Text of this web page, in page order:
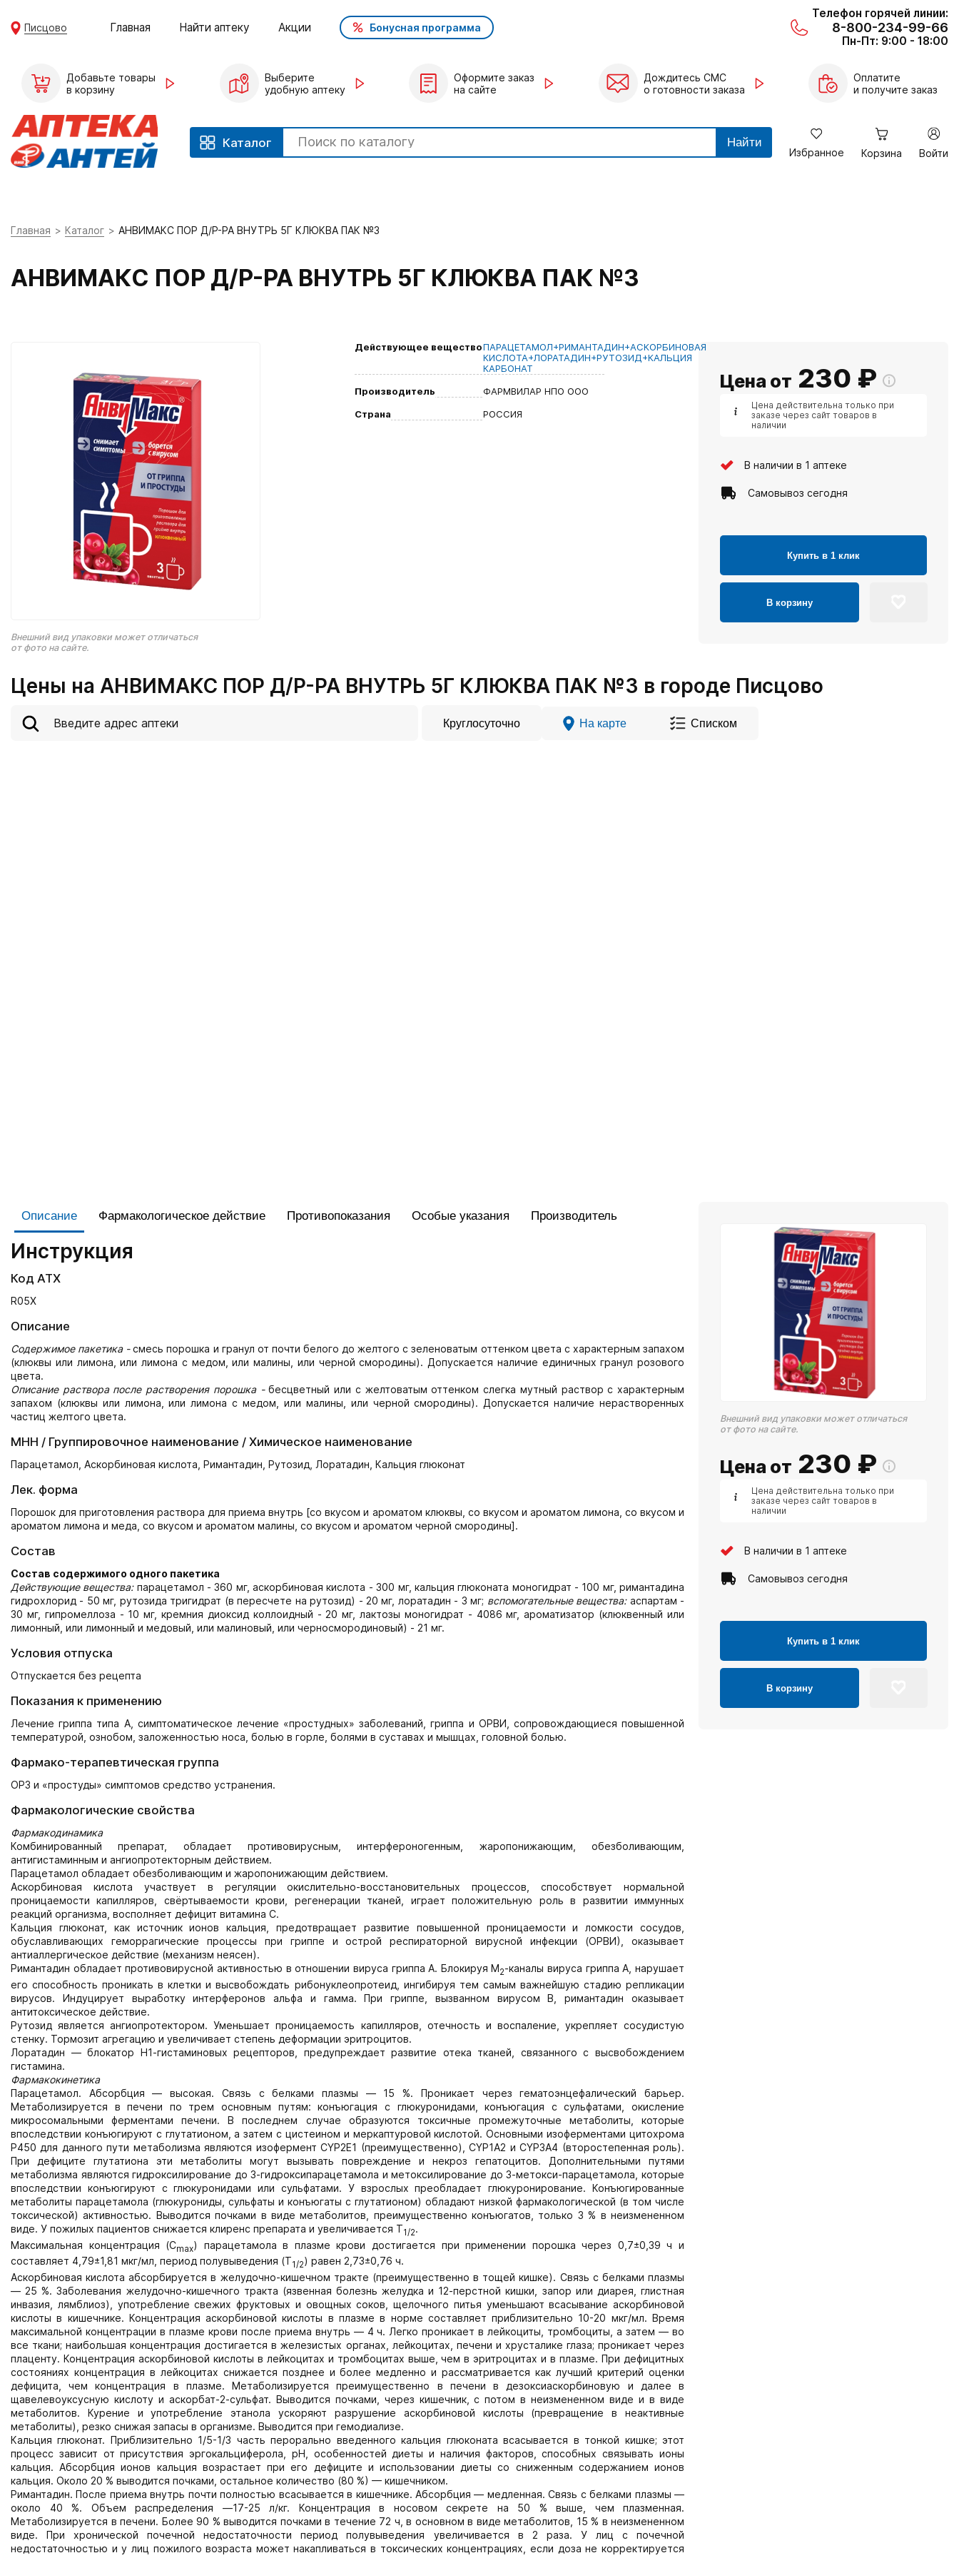
Писцово Главная Найти аптеку Акции Бонусная программа
Телефон горячей линии:
8-800-234-99-66
Пн-Пт: 9:00 - 18:00
Добавьте товары
в корзину
Выберите
удобную аптеку
Оформите заказ
на сайте
Дождитесь СМС
о готовности заказа
Оплатите
и получите заказ
Каталог Найти
Избранное Корзина Войти
Главная Каталог АНВИМАКС ПОР Д/Р-РА ВНУТРЬ 5Г КЛЮКВА ПАК №3
АНВИМАКС ПОР Д/Р-РА ВНУТРЬ 5Г КЛЮКВА ПАК №3
Внешний вид упаковки может отличаться
от фото на сайте.
Действующее веществоПАРАЦЕТАМОЛ+РИМАНТАДИН+АСКОРБИНОВАЯ
КИСЛОТА+ЛОРАТАДИН+РУТОЗИД+КАЛЬЦИЯ
КАРБОНАТ
Производитель
ФАРМВИЛАР НПО ООО
Страна
РОССИЯ
Цена от 230 ₽
Цена действительна только при
заказе через сайт товаров в
наличии
В наличии в 1 аптеке
Самовывоз сегодня
Купить в 1 клик
В корзину
Цены на АНВИМАКС ПОР Д/Р-РА ВНУТРЬ 5Г КЛЮКВА ПАК №3 в городе Писцово
Круглосуточно На карте Списком
Описание Фармакологическое действие Противопоказания Особые указания Производитель
Инструкция
Код АТХ
R05X
Описание
Содержимое пакетика -смесь порошка и гранул от почти белого до желтого с зеленоватым оттенком цвета с характерным запахом
(клюквы или лимона, или лимона с медом, или малины, или черной смородины). Допускается наличие единичных гранул розового
цвета.
Описание раствора после растворения порошка -бесцветный или с желтоватым оттенком слегка мутный раствор с характерным
запахом (клюквы или лимона, или лимона с медом, или малины, или черной смородины). Допускается наличие нерастворенных
частиц желтого цвета.
МНН / Группировочное наименование / Химическое наименование
Парацетамол, Аскорбиновая кислота, Римантадин, Рутозид, Лоратадин, Кальция глюконат
Лек. форма
Порошок для приготовления раствора для приема внутрь [со вкусом и ароматом клюквы, со вкусом и ароматом лимона, со вкусом и
ароматом лимона и меда, со вкусом и ароматом малины, со вкусом и ароматом черной смородины].
Состав
Состав содержимого одного пакетика
Действующие вещества: парацетамол - 360 мг, аскорбиновая кислота - 300 мг, кальция глюконата моногидрат - 100 мг, римантадина
гидрохлорид - 50 мг, рутозида тригидрат (в пересчете на рутозид) - 20 мг, лоратадин - 3 мг; вспомогательные вещества: аспартам -
30 мг, гипромеллоза - 10 мг, кремния диоксид коллоидный - 20 мг, лактозы моногидрат - 4086 мг, ароматизатор (клюквенный или
лимонный, или лимонный и медовый, или малиновый, или черносмородиновый) - 21 мг.
Условия отпуска
Отпускается без рецепта
Показания к применению
Лечение гриппа типа А, симптоматическое лечение «простудных» заболеваний, гриппа и ОРВИ, сопровождающиеся повышенной
температурой, ознобом, заложенностью носа, болью в горле, болями в суставах и мышцах, головной болью.
Фармако-терапевтическая группа
ОРЗ и «простуды» симптомов средство устранения.
Фармакологические свойства
Фармакодинамика
Комбинированный препарат, обладает противовирусным, интерфероногенным, жаропонижающим, обезболивающим,
антигистаминным и ангиопротекторным действием.
Парацетамол обладает обезболивающим и жаропонижающим действием.
Аскорбиновая кислота участвует в регуляции окислительно-восстановительных процессов, способствует нормальной
проницаемости капилляров, свёртываемости крови, регенерации тканей, играет положительную роль в развитии иммунных
реакций организма, восполняет дефицит витамина С.
Кальция глюконат, как источник ионов кальция, предотвращает развитие повышенной проницаемости и ломкости сосудов,
обуславливающих геморрагические процессы при гриппе и острой респираторной вирусной инфекции (ОРВИ), оказывает
антиаллергическое действие (механизм неясен).
Римантадин обладает противовирусной активностью в отношении вируса гриппа А. Блокируя М2-каналы вируса гриппа А, нарушает
его способность проникать в клетки и высвобождать рибонуклеопротеид, ингибируя тем самым важнейшую стадию репликации
вирусов. Индуцирует выработку интерферонов альфа и гамма. При гриппе, вызванном вирусом В, римантадин оказывает
антитоксическое действие.
Рутозид является ангиопротектором. Уменьшает проницаемость капилляров, отечность и воспаление, укрепляет сосудистую
стенку. Тормозит агрегацию и увеличивает степень деформации эритроцитов.
Лоратадин — блокатор Н1-гистаминовых рецепторов, предупреждает развитие отека тканей, связанного с высвобождением
гистамина.
Фармакокинетика
Парацетамол. Абсорбция — высокая. Связь с белками плазмы — 15 %. Проникает через гематоэнцефалический барьер.
Метаболизируется в печени по трем основным путям: конъюгация с глюкуронидами, конъюгация с сульфатами, окисление
микросомальными ферментами печени. В последнем случае образуются токсичные промежуточные метаболиты, которые
впоследствии конъюгируют с глутатионом, а затем с цистеином и меркаптуровой кислотой. Основными изоферментами цитохрома
Р450 для данного пути метаболизма являются изофермент CYP2E1 (преимущественно), CYP1A2 и CYP3A4 (второстепенная роль).
При дефиците глутатиона эти метаболиты могут вызывать повреждение и некроз гепатоцитов. Дополнительными путями
метаболизма являются гидроксилирование до 3-гидроксипарацетамола и метоксилирование до 3-метокси-парацетамола, которые
впоследствии конъюгируют с глюкуронидами или сульфатами. У взрослых преобладает глюкуронирование. Конъюгированные
метаболиты парацетамола (глюкурониды, сульфаты и конъюгаты с глутатионом) обладают низкой фармакологической (в том числе
токсической) активностью. Выводится почками в виде метаболитов, преимущественно конъюгатов, только 3 % в неизмененном
виде. У пожилых пациентов снижается клиренс препарата и увеличивается T1/2.
Максимальная концентрация (Cmax) парацетамола в плазме крови достигается при применении порошка через 0,7±0,39 ч и
составляет 4,79±1,81 мкг/мл, период полувыведения (T1/2) равен 2,73±0,76 ч.
Аскорбиновая кислота абсорбируется в желудочно-кишечном тракте (преимущественно в тощей кишке). Связь с белками плазмы
— 25 %. Заболевания желудочно-кишечного тракта (язвенная болезнь желудка и 12-перстной кишки, запор или диарея, глистная
инвазия, лямблиоз), употребление свежих фруктовых и овощных соков, щелочного питья уменьшают всасывание аскорбиновой
кислоты в кишечнике. Концентрация аскорбиновой кислоты в плазме в норме составляет приблизительно 10-20 мкг/мл. Время
максимальной концентрации в плазме крови после приема внутрь — 4 ч. Легко проникает в лейкоциты, тромбоциты, а затем — во
все ткани; наибольшая концентрация достигается в железистых органах, лейкоцитах, печени и хрусталике глаза; проникает через
плаценту. Концентрация аскорбиновой кислоты в лейкоцитах и тромбоцитах выше, чем в эритроцитах и в плазме. При дефицитных
состояниях концентрация в лейкоцитах снижается позднее и более медленно и рассматривается как лучший критерий оценки
дефицита, чем концентрация в плазме. Метаболизируется преимущественно в печени в дезоксиаскорбиновую и далее в
щавелевоуксусную кислоту и аскорбат-2-сульфат. Выводится почками, через кишечник, с потом в неизмененном виде и в виде
метаболитов. Курение и употребление этанола ускоряют разрушение аскорбиновой кислоты (превращение в неактивные
метаболиты), резко снижая запасы в организме. Выводится при гемодиализе.
Кальция глюконат. Приблизительно 1/5-1/3 часть перорально введенного кальция глюконата всасывается в тонкой кишке; этот
процесс зависит от присутствия эргокальциферола, pH, особенностей диеты и наличия факторов, способных связывать ионы
кальция. Абсорбция ионов кальция возрастает при его дефиците и использовании диеты со сниженным содержанием ионов
кальция. Около 20 % выводится почками, остальное количество (80 %) — кишечником.
Римантадин. После приема внутрь почти полностью всасывается в кишечнике. Абсорбция — медленная. Связь с белками плазмы —
около 40 %. Объем распределения —17-25 л/кг. Концентрация в носовом секрете на 50 % выше, чем плазменная.
Метаболизируется в печени. Более 90 % выводится почками в течение 72 ч, в основном в виде метаболитов, 15 % в неизмененном
виде. При хронической почечной недостаточности период полувыведения увеличивается в 2 раза. У лиц с почечной
недостаточностью и у лиц пожилого возраста может накапливаться в токсических концентрациях, если доза не корректируется
Внешний вид упаковки может отличаться
от фото на сайте.
Цена от 230 ₽
Цена действительна только при
заказе через сайт товаров в
наличии
В наличии в 1 аптеке
Самовывоз сегодня
Купить в 1 клик
В корзину